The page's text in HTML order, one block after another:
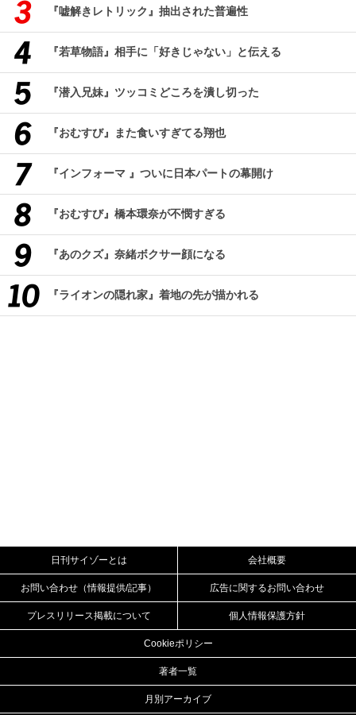
『嘘解きレトリック』抽出された普遍性
『若草物語』相手に「好きじゃない」と伝える
『潜入兄妹』ツッコミどころを潰し切った
『おむすび』また食いすぎてる翔也
『インフォーマ 』ついに日本パートの幕開け
『おむすび』橋本環奈が不憫すぎる
『あのクズ』奈緒ボクサー顔になる
『ライオンの隠れ家』着地の先が描かれる
日刊サイゾーとは 会社概要
お問い合わせ（情報提供/記事） 広告に関するお問い合わせ
プレスリリース掲載について 個人情報保護方針
Cookieポリシー
著者一覧
月別アーカイブ